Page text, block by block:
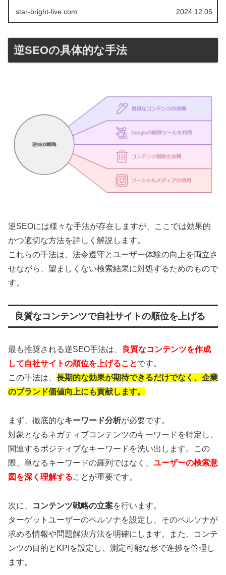
star-bright-live.com 2024.12.05
逆SEOの具体的な手法
逆SEOには様々な手法が存在しますが、ここでは効果的
かつ適切な方法を詳しく解説します。
これらの手法は、法令遵守とユーザー体験の向上を両立さ
せながら、望ましくない検索結果に対処するためのもので
す。
良質なコンテンツで自社サイトの順位を上げる
最も推奨される逆SEO手法は、
良質なコンテンツを作成
して自社サイトの順位を上げることです。
この手法は、 長期的な効果が期待できるだけでなく、企業
のブランド価値向上にも貢献します。
まず、徹底的なキーワード分析が必要です。
対象となるネガティブコンテンツのキーワードを特定し、
関連するポジティブなキーワードを洗い出します。この
際、単なるキーワードの羅列ではなく、 ユーザーの検索意
図を深く理解することが重要です。
次に、 コンテンツ戦略の立案を行います。
ターゲットユーザーのペルソナを設定し、そのペルソナが
求める情報や問題解決方法を明確にします。また、コンテ
ンツの目的とKPIを設定し、測定可能な形で進捗を管理し
ます。